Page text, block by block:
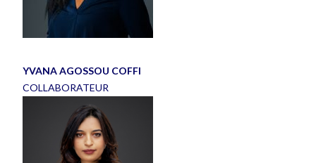
YVANA AGOSSOU COFFI
COLLABORATEUR